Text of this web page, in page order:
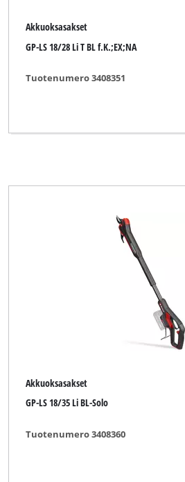
Akkuoksasakset
GP-LS 18/28 Li T BL f.K.;EX;NA
Tuotenumero 3408351
Akkuoksasakset
GP-LS 18/35 Li BL-Solo
Tuotenumero 3408360